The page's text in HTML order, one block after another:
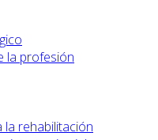
la profesión
la rehabilitación